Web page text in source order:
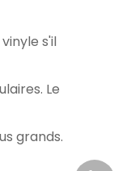
s'il
Le
grands.